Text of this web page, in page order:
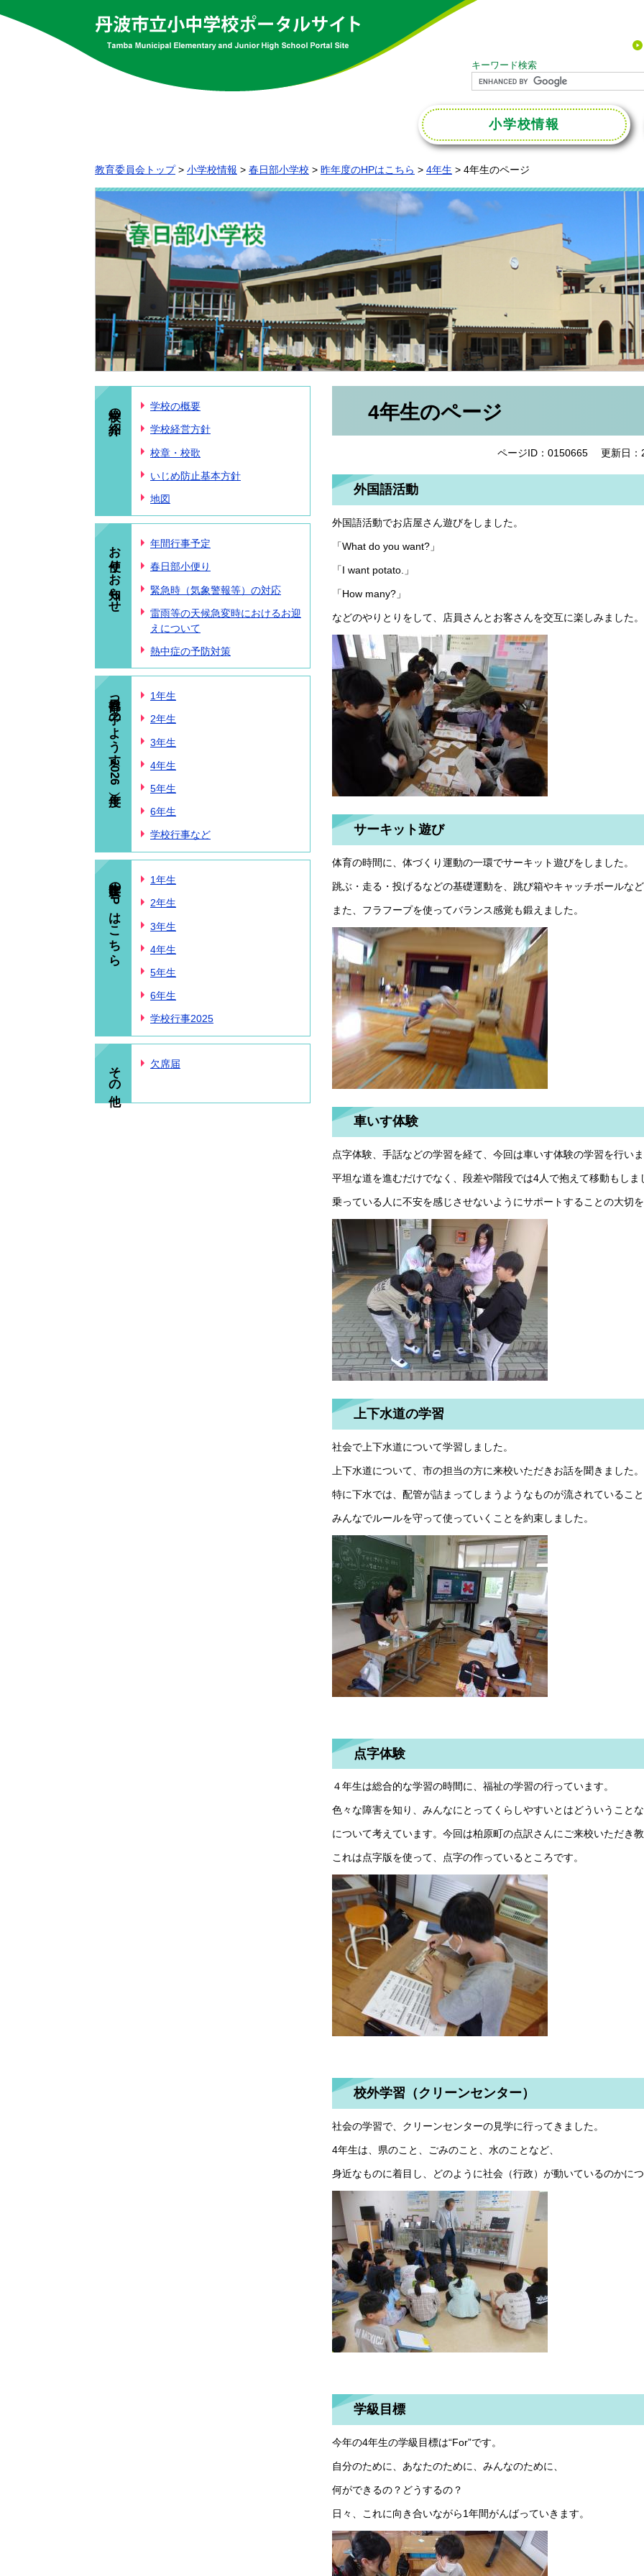
キーワード検索
小学校情報
教育委員会トップ > 小学校情報 > 春日部小学校 > 昨年度のHPはこちら > 4年生 > 4年生のページ
学校の紹介 学校の概要
学校経営方針
校章・校歌
いじめ防止基本方針
地図
お便り・お知らせ 年間行事予定
春日部小便り
緊急時（気象警報等）の対応
雷雨等の天候急変時におけるお迎
えについて
熱中症の予防対策
春日部っ子のようす（2026年度） 1年生
2年生
3年生
4年生
5年生
6年生
学校行事など
昨年度のHPはこちら 1年生
2年生
3年生
4年生
5年生
6年生
学校行事2025
その他 欠席届
4年生のページ
ページID：0150665 更新日
外国語活動
外国語活動でお店屋さん遊びをしました。
「What do you want?」
「I want potato.」
「How many?」
などのやりとりをして、店員さんとお客さんを交互に楽しみました。
サーキット遊び
体育の時間に、体づくり運動の一環でサーキット遊びをしました。
跳ぶ・走る・投げるなどの基礎運動を、跳び箱やキャッチボールな
また、フラフープを使ってバランス感覚も鍛えました。
車いす体験
点字体験、手話などの学習を経て、今回は車いす体験の学習を行い
平坦な道を進むだけでなく、段差や階段では4人で抱えて移動もしま
乗っている人に不安を感じさせないようにサポートすることの大切
上下水道の学習
社会で上下水道について学習しました。
上下水道について、市の担当の方に来校いただきお話を聞きました。
特に下水では、配管が詰まってしまうようなものが流されているこ
みんなでルールを守って使っていくことを約束しました。
点字体験
４年生は総合的な学習の時間に、福祉の学習の行っています。
色々な障害を知り、みんなにとってくらしやすいとはどういうこと
について考えています。今回は柏原町の点訳さんにご来校いただき
これは点字版を使って、点字の作っているところです。
校外学習（クリーンセンター）
社会の学習で、クリーンセンターの見学に行ってきました。
4年生は、県のこと、ごみのこと、水のことなど、
身近なものに着目し、どのように社会（行政）が動いているのかに
学級目標
今年の4年生の学級目標は“For”です。
自分のために、あなたのために、みんなのために、
何ができるの？どうするの？
日々、これに向き合いながら1年間がんばっていきます。